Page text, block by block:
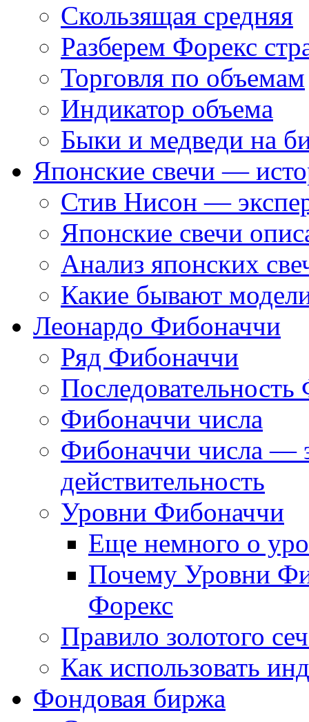
Скользящая средняя
Разберем Форекс
Торговля по объемам
Индикатор объема
Быки и медведи на
Японские свечи —
Стив Нисон —
Японские свечи
Анализ японских
Какие бывают
Леонардо Фибоначчи
Ряд Фибоначчи
Фибоначчи числа
Фибоначчи числа —
действительность
Уровни Фибоначчи
Еще немного о
Почему Уровни
Форекс
Правило золотого
Как использовать
Фондовая биржа